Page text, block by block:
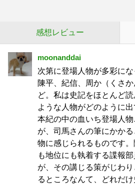
感想レビュー
moonanddai
次第に登場人物が多彩にな
陳平、紀信、周か（くさ
ど。私は史記をほとんど
ような人物がどのように
本紀の中の血いち登場人
が、司馬さんの筆にかか
物に感じられるものです
も地位にも執着する諜報
が、その講じる策がじわ
るところなんて、どれだ